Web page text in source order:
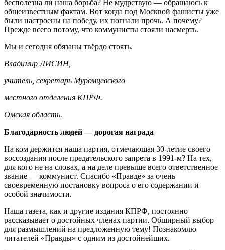
бесполезна ли наша борьба? Не мудрствую — обращаюсь к
общеизвестным фактам. Вот когда под Москвой фашисты уже
были настроены на победу, их погнали прочь. А почему?
Прежде всего потому, что коммунисты стояли насмерть.
Мы и сегодня обязаны твёрдо стоять.
Владимир ЛИСИН,
учитель, секретарь Муромцевского
местного отделения КПРФ.
Омская область.
Благодарность людей — дорогая награда
На ком держится наша партия, отмечающая 30-летие своего
воссоздания после предательского запрета в 1991-м? На тех,
для кого не на словах, а на деле превыше всего ответственное
звание — коммунист. Спасибо «Правде» за очень
своевременную постановку вопроса о его содержании и
особой значимости.
Наша газета, как и другие издания КПРФ, постоянно
рассказывает о достойных членах партии. Обширный выбор
для размышлений на предложенную тему! Познакомлю
читателей «Правды» с одним из достойнейших.